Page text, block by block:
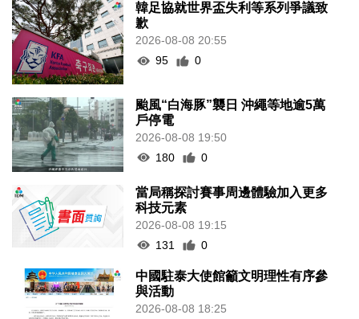
韓足協就世界盃失利等系列爭議致
歉
2026-08-08 20:55
95
0
颱風“白海豚”襲日 沖繩等地逾5萬
戶停電
2026-08-08 19:50
180
0
當局稱探討賽事周邊體驗加入更多
科技元素
2026-08-08 19:15
131
0
中國駐泰大使館籲文明理性有序參
與活動
2026-08-08 18:25